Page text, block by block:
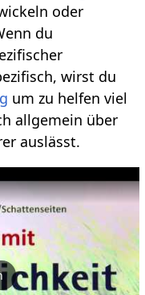
oder
du
wirst du
um zu helfen viel
allgemein über
auslässt.